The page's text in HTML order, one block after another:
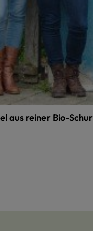
aus reiner Bio-